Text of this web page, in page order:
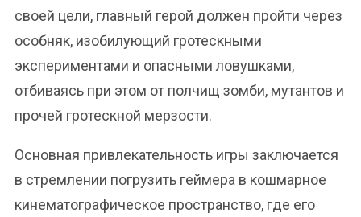
своей цели, главный герой должен пройти через
особняк, изобилующий гротескными
экспериментами и опасными ловушками,
отбиваясь при этом от полчищ зомби, мутантов и
прочей гротескной мерзости.
Основная привлекательность игры заключается
в стремлении погрузить геймера в кошмарное
кинематографическое пространство, где его